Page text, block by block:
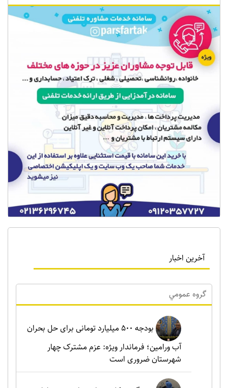
آخرین اخبار
گروه عمومي
بودجه ۵۰۰ میلیارد تومانی برای حل بحران
آب ورامین؛ فرماندار ویژه: عزم مشترک چهار
شهرستان ضروری است